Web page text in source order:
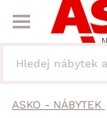
ASKO - NÁBYTEK